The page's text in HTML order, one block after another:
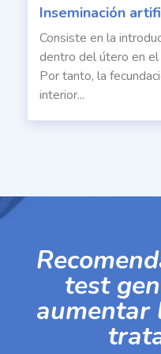
Inseminación
Consiste en la
dentro del útero en
Por tanto, la
interior...
test
aumentar